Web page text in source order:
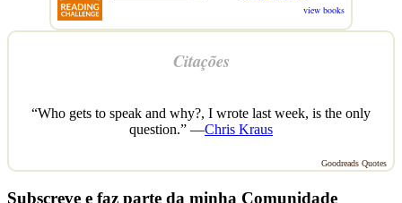
view books
Citações
“Who gets to speak and why?, I wrote last week, is the only
question.” —Chris Kraus
Goodreads Quotes
Subscreve e faz parte da minha Comunidade